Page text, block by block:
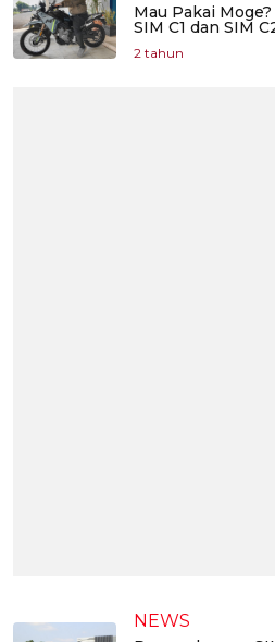
Mau Pakai
SIM C1 dan SIM
2 tahun
NEWS